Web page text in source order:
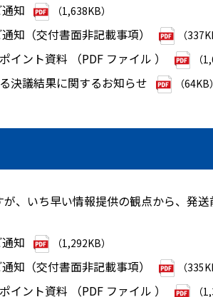
知 （1,638KB）
知（交付書面非記載事項） （
ント資料 （PDF ファイル ） （
決議結果に関するお知らせ （
、いち早い情報提供の観点から、発
知 （1,292KB）
知（交付書面非記載事項） （
ント資料 （PDF ファイル ） （